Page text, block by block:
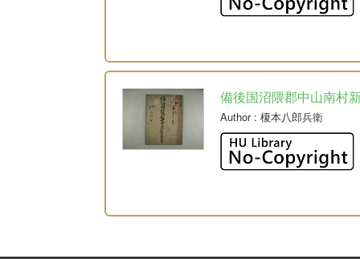
備後国沼隈郡中山南村
Author: 榎本八郎兵衛